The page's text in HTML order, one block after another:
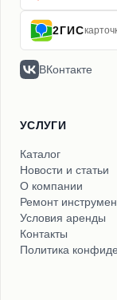
2ГИС
ВКонтакте
УСЛУГИ
Каталог
Новости и статьи
О компании
Ремонт
Условия аренды
Контакты
Политика